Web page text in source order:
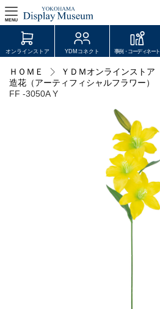
MENU
ログイン・会員登録
オンラインストア
オンラインストア YDMコネクト 事例・コーディネート
ＨＯＭＥ
ＹＤＭオンラインストア
造花（アーティフィシャルフラワー）
FF -3050A Y